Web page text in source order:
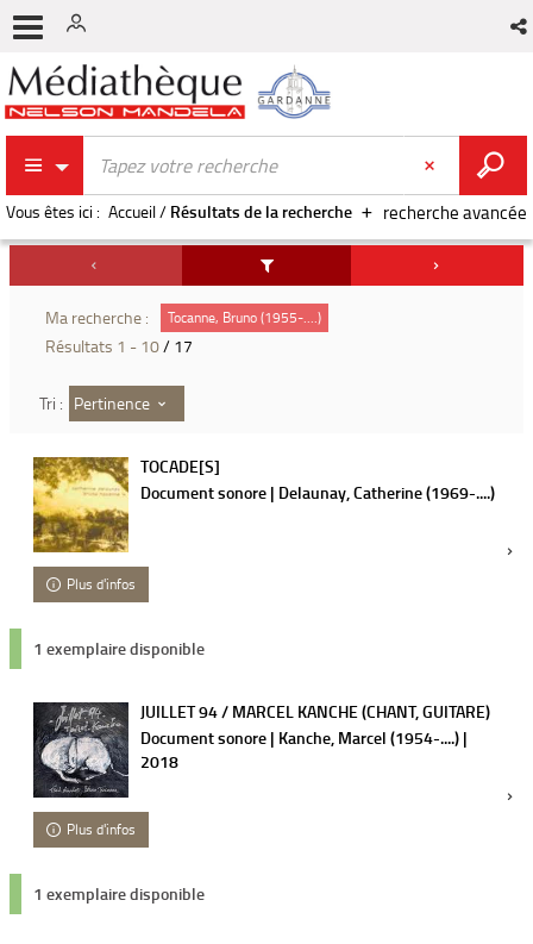
recherche avancée
Vous êtes ici : Accueil/ Résultats de la recherche
Ma recherche : Tocanne, Bruno (1955-....)
Résultats 1 - 10/ 17
Tri : Pertinence
TOCADE[S]
Document sonore | Delaunay, Catherine (1969-....)
Plus d'infos
1 exemplaire disponible
JUILLET 94 / MARCEL KANCHE (CHANT, GUITARE)
Document sonore | Kanche, Marcel (1954-....) |
2018
Plus d'infos
1 exemplaire disponible